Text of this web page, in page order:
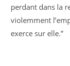
perdant dans la
violemment
exerce sur elle.”